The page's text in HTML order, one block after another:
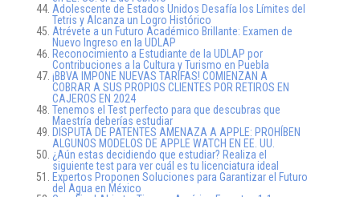
Adolescente de Estados Unidos Desafía los Límites del
Tetris y Alcanza un Logro Histórico
Atrévete a un Futuro Académico Brillante: Examen de
Nuevo Ingreso en la UDLAP
Reconocimiento a Estudiante de la UDLAP por
Contribuciones a la Cultura y Turismo en Puebla
¡BBVA IMPONE NUEVAS TARIFAS! COMIENZAN A
COBRAR A SUS PROPIOS CLIENTES POR RETIROS EN
CAJEROS EN 2024
Tenemos el Test perfecto para que descubras que
Maestría deberías estudiar
DISPUTA DE PATENTES AMENAZA A APPLE: PROHÍBEN
ALGUNOS MODELOS DE APPLE WATCH EN EE. UU.
¿Aún estas decidiendo que estudiar? Realiza el
siguiente test para ver cuál es tu licenciatura ideal
Expertos Proponen Soluciones para Garantizar el Futuro
del Agua en México